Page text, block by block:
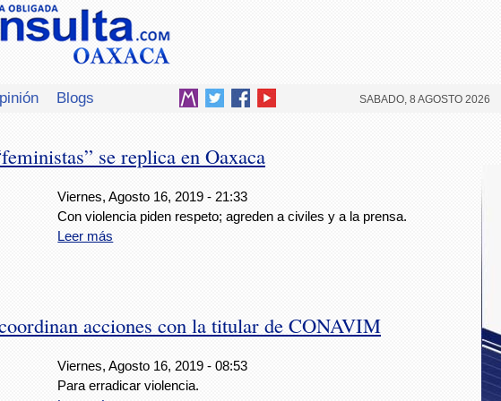
Blogs SABADO, 8 AGOSTO 2026
se replica en Oaxaca
Viernes, Agosto 16, 2019 - 21:33
Con violencia piden respeto; agreden a civiles y a la prensa.
Leer más
acciones con la titular de CONAVIM
Viernes, Agosto 16, 2019 - 08:53
Para erradicar violencia.